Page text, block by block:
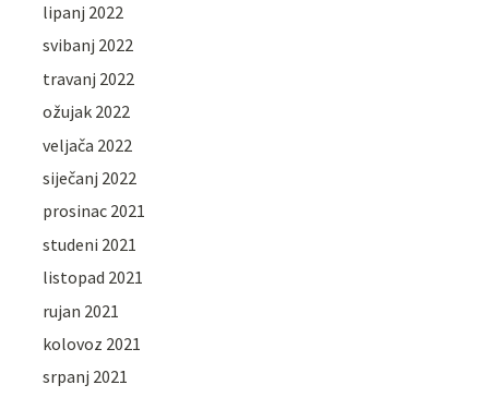
lipanj 2022
svibanj 2022
travanj 2022
ožujak 2022
veljača 2022
siječanj 2022
prosinac 2021
studeni 2021
listopad 2021
rujan 2021
kolovoz 2021
srpanj 2021